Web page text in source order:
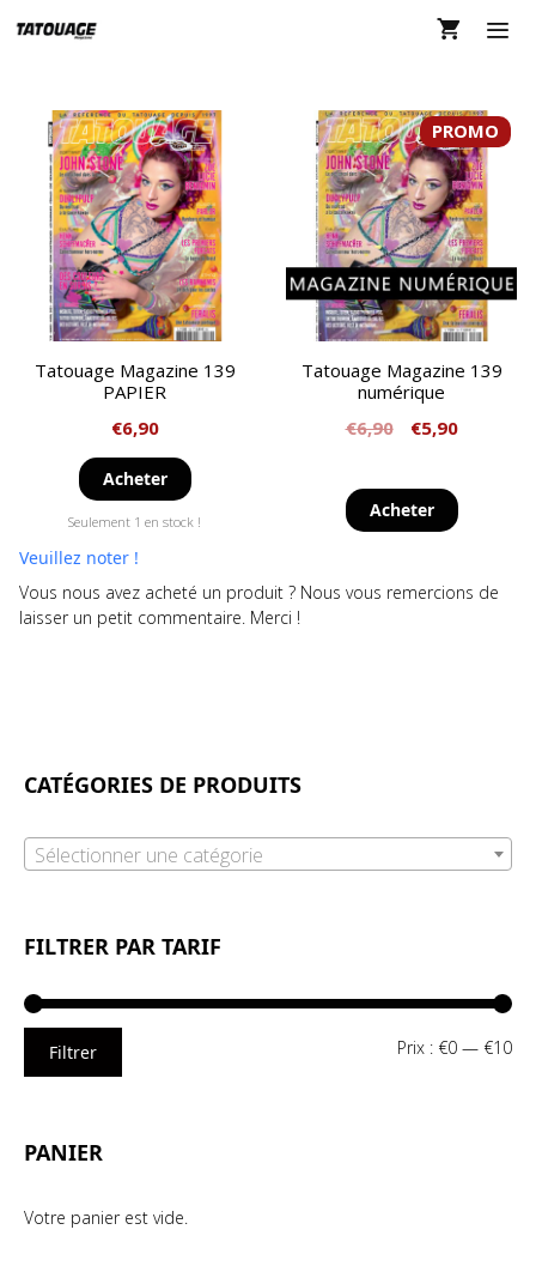
au
Tatouage Magazine 139
PAPIER
€6,90
Acheter
Seulement 1 en stock !
PROMO
Tatouage Magazine 139
numérique
€6,90 €5,90
Acheter
Veuillez noter !
Vous nous avez acheté un produit ? Nous vous remercions de
laisser un petit commentaire. Merci !
CATÉGORIES DE PRODUITS
Sélectionner une catégorie
FILTRER PAR TARIF
Filtrer Prix : €0 — €10
PANIER
Votre panier est vide.